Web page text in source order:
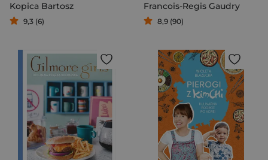
Kopica Bartosz
9,3 (6)
Francois-Regis Gaudry
8,9 (90)